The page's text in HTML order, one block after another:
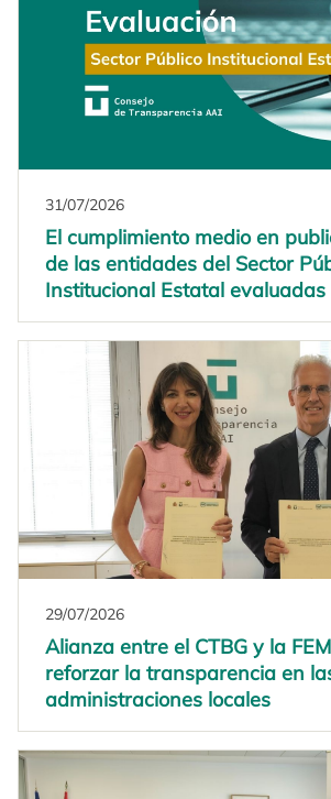
31/07/2026
El cumplimiento medio en
de las entidades del Sector
Institucional Estatal evaluadas
del 47,1%
29/07/2026
Alianza entre el CTBG y la
reforzar la transparencia en
administraciones locales